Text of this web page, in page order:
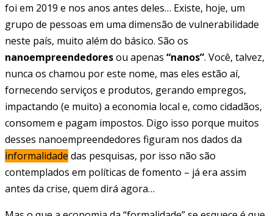
foi em 2019 e nos anos antes deles… Existe, hoje, um
grupo de pessoas em uma dimensão de vulnerabilidade
neste país, muito além do básico. São os
nanoempreendedoresou apenas “nanos”. Você, talvez,
nunca os chamou por este nome, mas eles estão aí,
fornecendo serviços e produtos, gerando empregos,
impactando (e muito) a economia local e, como cidadãos,
consomem e pagam impostos. Digo isso porque muitos
desses nanoempreendedores figuram nos dados da
informalidade das pesquisas, por isso não são
contemplados em políticas de fomento – já era assim
antes da crise, quem dirá agora…